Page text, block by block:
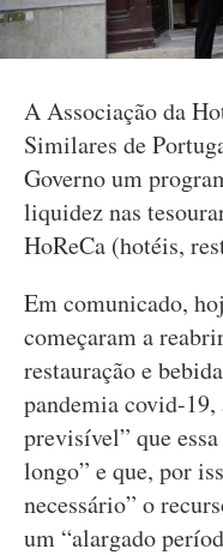
A Associação da
Similares de
Governo um
liquidez nas
HoReCa (hotéis,
Em comunicado,
começaram a
restauração e
pandemia covid-19,
previsível” que
longo” e que, por
necessário” o
um “alargado